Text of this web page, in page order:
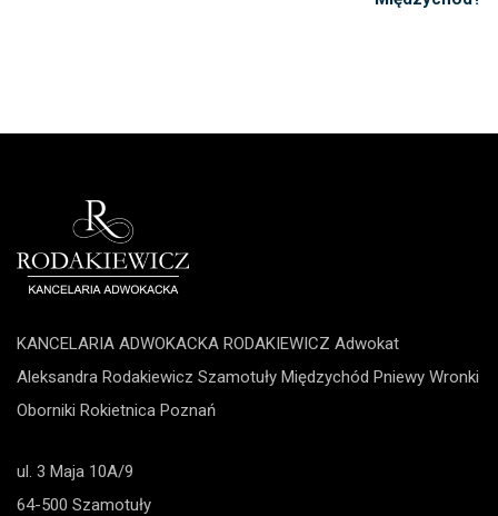
KANCELARIA ADWOKACKA RODAKIEWICZ Adwokat
Aleksandra Rodakiewicz Szamotuły Międzychód Pniewy Wronki
Oborniki Rokietnica Poznań
ul. 3 Maja 10A/9
64-500 Szamotuły